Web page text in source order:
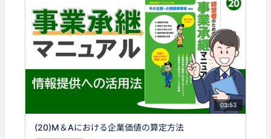
03:53
(20)M＆Aにおける企業価値の算定方法